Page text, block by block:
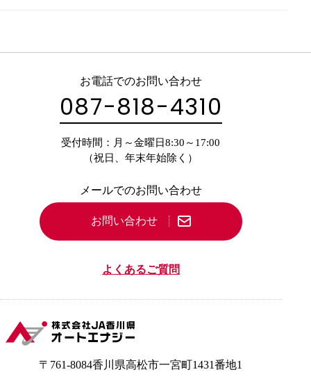
〒761-8084香川県高松市一宮町 1431番地1
お電話でのお問い合わせ
087-818-4310
受付時間：月～金曜日8:30～17:00
（祝日、年末年始除く）
メールでのお問い合わせ
お問い合わせ
よくあるご質問